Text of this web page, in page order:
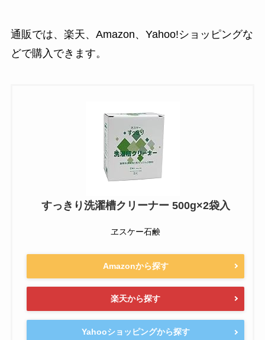
通販では、楽天、Amazon、Yahoo!ショッピングな
どで購入できます。
すっきり洗濯槽クリーナー 500g×2袋入
ヱスケー石鹸
Amazonから探す
楽天から探す
Yahooショッピングから探す